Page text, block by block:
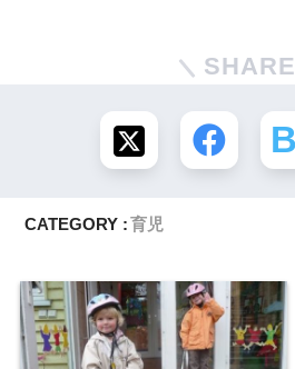
SHARE
CATEGORY :育児